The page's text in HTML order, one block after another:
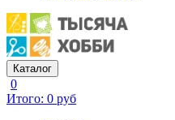
Каталог
0
Итого: 0 руб